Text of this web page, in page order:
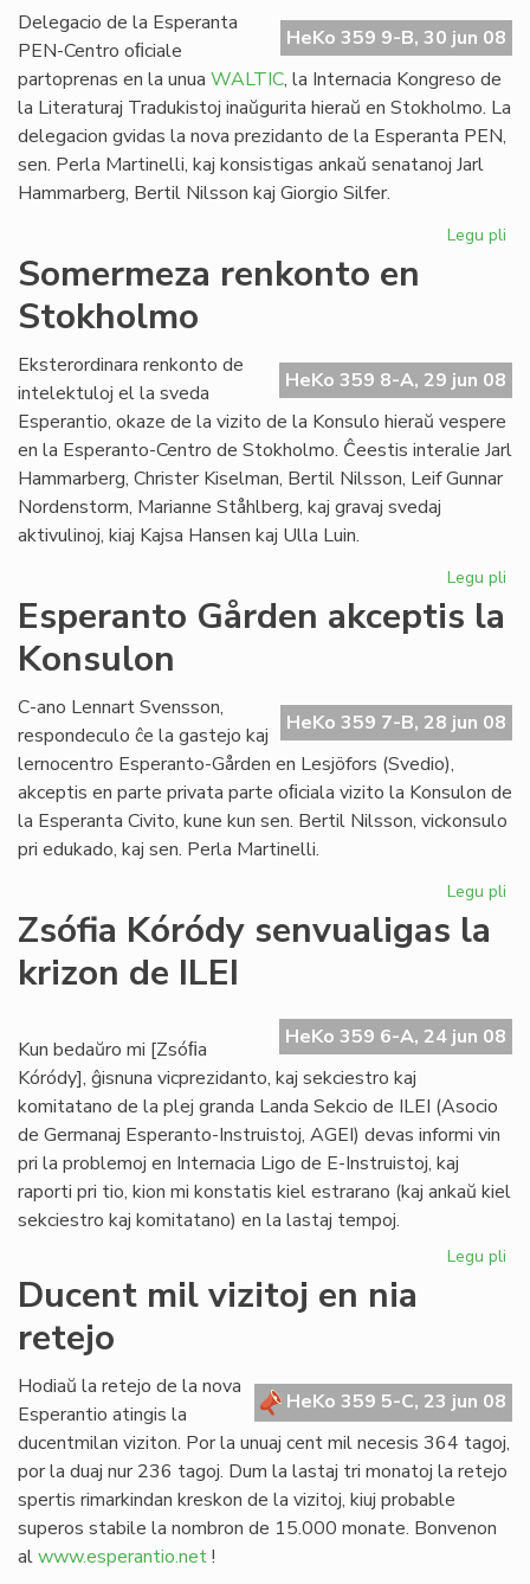
HeKo 359 9-B, 30 jun 08
Delegacio de la Esperanta
PEN-Centro oﬁciale
partoprenas en la unua WALTIC, la Internacia Kongreso de
la Literaturaj Tradukistoj inaŭgurita hieraŭ en Stokholmo. La
delegacion gvidas la nova prezidanto de la Esperanta PEN,
sen. Perla Martinelli, kaj konsistigas ankaŭ senatanoj Jarl
Hammarberg, Bertil Nilsson kaj Giorgio Silfer.
Legu pli
Somermeza renkonto en
Stokholmo
HeKo 359 8-A, 29 jun 08
Eksterordinara renkonto de
intelektuloj el la sveda
Esperantio, okaze de la vizito de la Konsulo hieraŭ vespere
en la Esperanto-Centro de Stokholmo. Ĉeestis interalie Jarl
Hammarberg, Christer Kiselman, Bertil Nilsson, Leif Gunnar
Nordenstorm, Marianne Ståhlberg, kaj gravaj svedaj
aktivulinoj, kiaj Kajsa Hansen kaj Ulla Luin.
Legu pli
Esperanto Gården akceptis la
Konsulon
HeKo 359 7-B, 28 jun 08
C-ano Lennart Svensson,
respondeculo ĉe la gastejo kaj
lernocentro Esperanto-Gården en Lesjöfors (Svedio),
akceptis en parte privata parte oﬁciala vizito la Konsulon de
la Esperanta Civito, kune kun sen. Bertil Nilsson, vickonsulo
pri edukado, kaj sen. Perla Martinelli.
Legu pli
Zsófia Kóródy senvualigas la
krizon de ILEI
HeKo 359 6-A, 24 jun 08
Kun bedaŭro mi [Zsóﬁa
Kóródy], ĝisnuna vicprezidanto, kaj sekciestro kaj
komitatano de la plej granda Landa Sekcio de ILEI (Asocio
de Germanaj Esperanto-Instruistoj, AGEI) devas informi vin
pri la problemoj en Internacia Ligo de E-Instruistoj, kaj
raporti pri tio, kion mi konstatis kiel estrarano (kaj ankaŭ kiel
sekciestro kaj komitatano) en la lastaj tempoj.
Legu pli
Ducent mil vizitoj en nia
retejo
HeKo 359 5-C, 23 jun 08
Hodiaŭ la retejo de la nova
Esperantio atingis la
ducentmilan viziton. Por la unuaj cent mil necesis 364 tagoj,
por la duaj nur 236 tagoj. Dum la lastaj tri monatoj la retejo
spertis rimarkindan kreskon de la vizitoj, kiuj probable
superos stabile la nombron de 15.000 monate. Bonvenon
alwww.esperantio.net!